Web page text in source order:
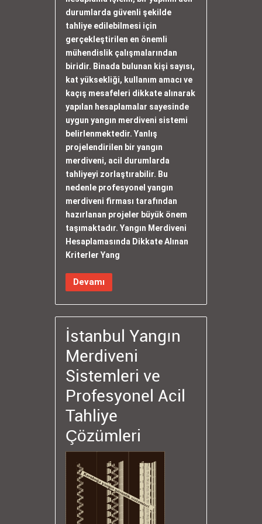
durumlarda güvenli şekilde
tahliye edilebilmesi için
gerçekleştirilen en önemli
mühendislik çalışmalarından
biridir. Binada bulunan kişi sayısı,
kat yüksekliği, kullanım amacı ve
kaçış mesafeleri dikkate alınarak
yapılan hesaplamalar sayesinde
uygun yangın merdiveni sistemi
belirlenmektedir. Yanlış
projelendirilen bir yangın
merdiveni, acil durumlarda
tahliyeyi zorlaştırabilir. Bu
nedenle profesyonel yangın
merdiveni firması tarafından
hazırlanan projeler büyük önem
taşımaktadır. Yangın Merdiveni
Hesaplamasında Dikkate Alınan
Kriterler Yang
Devamı
İstanbul Yangın
Merdiveni
Sistemleri ve
Profesyonel Acil
Tahliye
Çözümleri